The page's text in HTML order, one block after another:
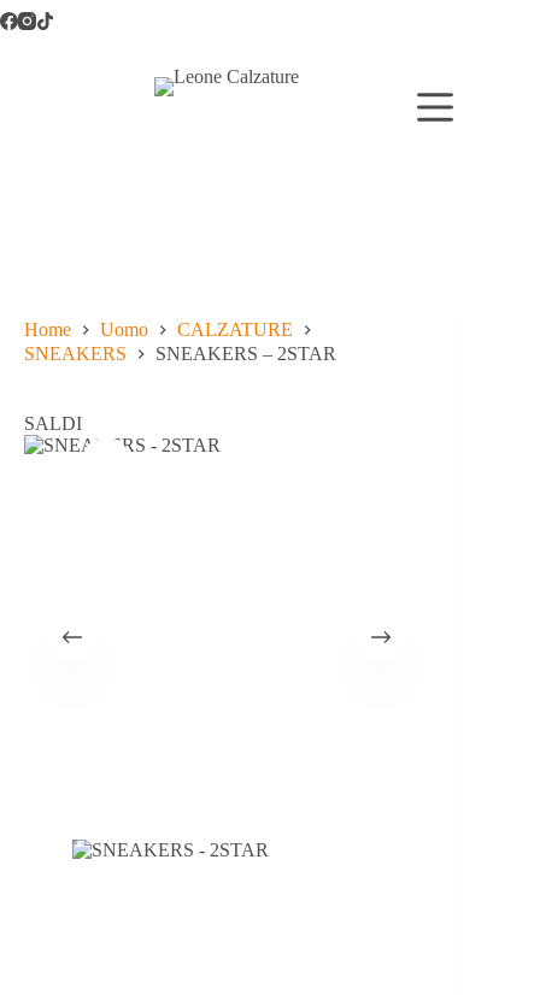
Salta
al
Home Uomo
CALZATURE
SNEAKERS
SNEAKERS – 2STAR
SALDI